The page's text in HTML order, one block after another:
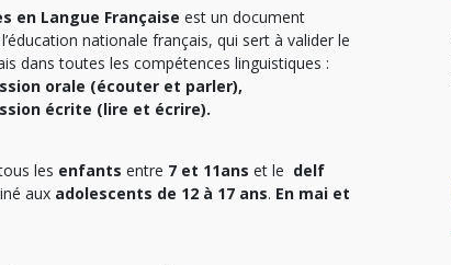
en Langue Françaiseest un document
nationale français, qui sert à valider le
dans toutes les compétences linguistiques :
orale (écouter et parler),
écrite (lire et écrire).
les enfantsentre 7 et 11ans et le delf
aux adolescents de 12 à 17 ans. En mai et